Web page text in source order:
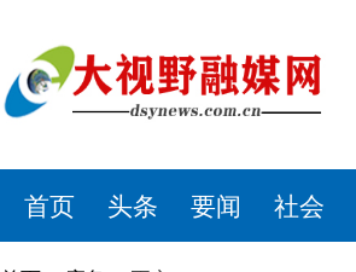
首页 头条 要闻 社会